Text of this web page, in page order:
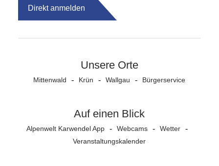
Direkt anmelden
Unsere Orte
Mittenwald Krün Wallgau Bürgerservice
Auf einen Blick
Alpenwelt Karwendel App Webcams
Wetter
Veranstaltungs­kalender